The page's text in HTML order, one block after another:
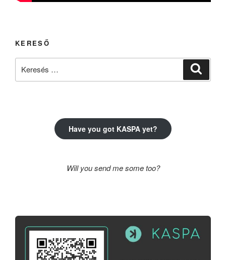
KERESŐ
Have you got KASPA yet?
Will you send me some too?